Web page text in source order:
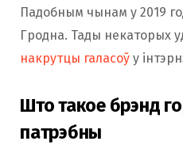
Падобным чынам у 2019
Гродна. Тады некаторых
накрутцы галасоў у
Што такое брэнд
патрэбны